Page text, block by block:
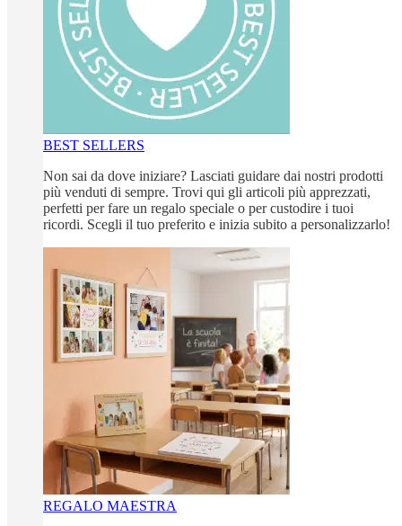
BEST SELLERS
Non sai da dove iniziare? Lasciati guidare dai nostri prodotti
più venduti di sempre. Trovi qui gli articoli più apprezzati,
perfetti per fare un regalo speciale o per custodire i tuoi
ricordi. Scegli il tuo preferito e inizia subito a personalizzarlo!
REGALO MAESTRA